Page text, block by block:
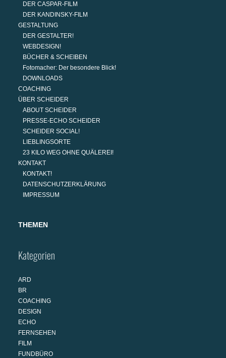
DER CASPAR-FILM
DER KANDINSKY-FILM
GESTALTUNG
DER GESTALTER!
WEBDESIGN!
BÜCHER & SCHEIBEN
Fotomacher: Der besondere Blick!
DOWNLOADS
COACHING
ÜBER SCHEIDER
ABOUT SCHEIDER
PRESSE-ECHO SCHEIDER
SCHEIDER SOCIAL!
LIEBLINGSORTE
23 KILO WEG OHNE QUÄLEREI!
KONTAKT
KONTAKT!
DATENSCHUTZERKLÄRUNG
IMPRESSUM
THEMEN
Kategorien
ARD
BR
COACHING
DESIGN
ECHO
FERNSEHEN
FILM
FUNDBÜRO